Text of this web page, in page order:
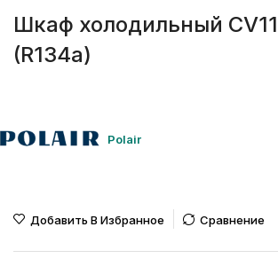
Шкаф холодильный
(R134а)
Polair
Добавить В Избранное Сравнение